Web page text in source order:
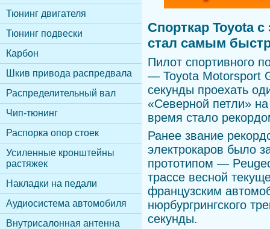
Спорткар Toyota
стал самым
Пилот спортивного
— Toyota Motorsport
секунды проехать
«Северной петли»
время стало
Ранее звание
электрокаров было
прототипом —
трассе весной
французским
нюрбургрингского
секунды.
Тюнинг двигателя
Тюнинг подвески
Карбон
Шкив привода распредвала
Распределительный вал
Чип-тюнинг
Распорка опор стоек
Усиленные кронштейны
растяжек
Накладки на педали
Аудиосистема автомобиля
Внутрисалонная антенна